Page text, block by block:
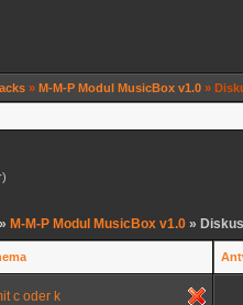
» M-M-P Modul MusicBox v1.0 »
» M-M-P Modul MusicBox v1.0 »
c oder k